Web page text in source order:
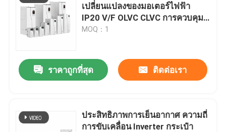
เปลี่ยนแปลงของมอเตอร์ไฟฟ้า
IP20 V/F OLVC CLVC การควบคุม
ป้องกันเชือกต่อการลด
MOQ：1
ราคาถูกที่สุด ติดต่อเรา
ประสิทธิภาพการเย็นอากาศ ความถี่
การขับเคลื่อน Inverter กระเป๋า